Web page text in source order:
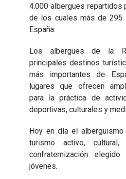
4.000 albergues repartidos
de los cuales más de 295
España.
Los albergues de la
principales destinos
más importantes de
lugares que ofrecen
para la práctica de
deportivas, culturales y
Hoy en día el
turismo activo,
confraternización
jóvenes.